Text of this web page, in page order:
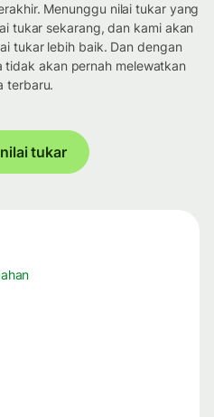
Menunggu nilai tukar yang
tukar sekarang, dan kami akan
tukar lebih baik. Dan dengan
tidak akan pernah melewatkan
terbaru.
tukar